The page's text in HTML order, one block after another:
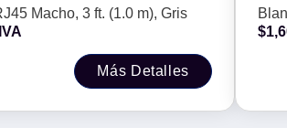
Macho, 3 ft. (1.0 m), Gris
Más Detalles
$